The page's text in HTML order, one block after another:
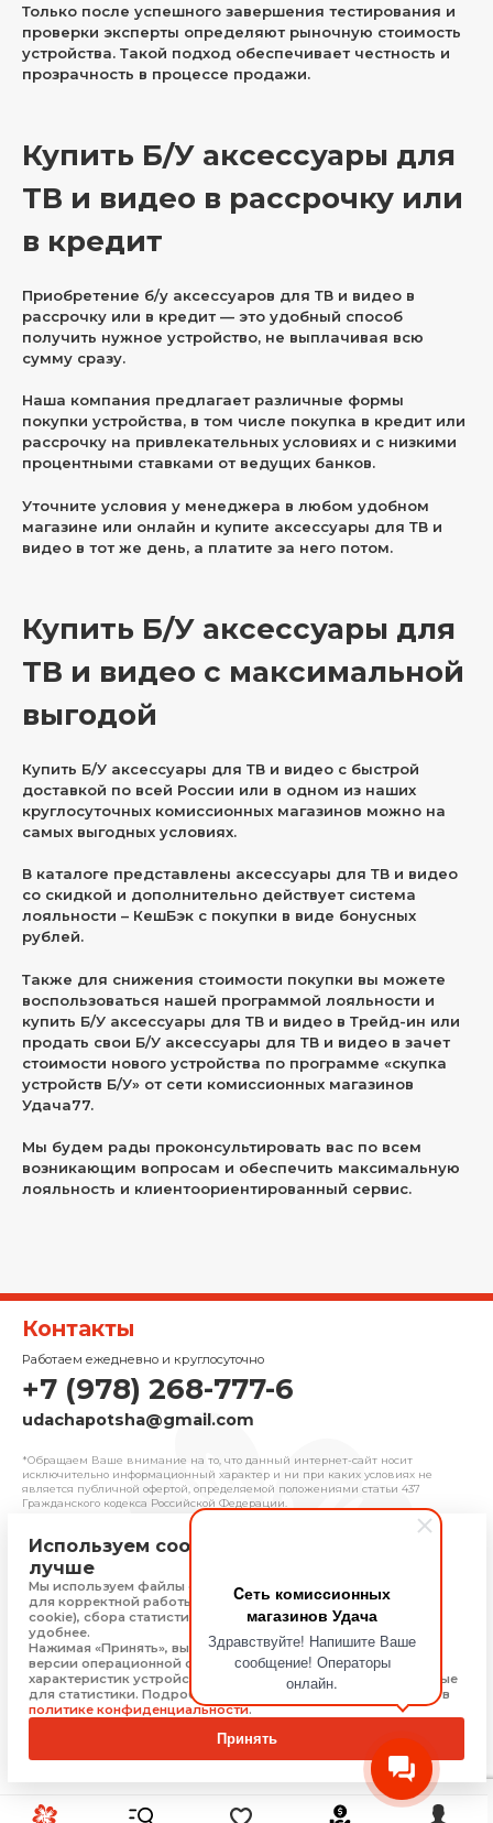
Cеть комиссионных
магазинов Удача
Здравствуйте! Напишите Ваше
сообщение! Операторы
онлайн.
Только после успешного завершения тестирования и
проверки эксперты определяют рыночную стоимость
устройства. Такой подход обеспечивает честность и
прозрачность в процессе продажи.
Купить Б/У аксессуары для
ТВ и видео в рассрочку или
в кредит
Приобретение б/у аксессуаров для ТВ и видео в
рассрочку или в кредит — это удобный способ
получить нужное устройство, не выплачивая всю
сумму сразу.
Наша компания предлагает различные формы
покупки устройства, в том числе покупка в кредит или
рассрочку на привлекательных условиях и с низкими
процентными ставками от ведущих банков.
Уточните условия у менеджера в любом удобном
магазине или онлайн и купите аксессуары для ТВ и
видео в тот же день, а платите за него потом.
Купить Б/У аксессуары для
ТВ и видео с максимальной
выгодой
Купить Б/У аксессуары для ТВ и видео с быстрой
доставкой по всей России или в одном из наших
круглосуточных комиссионных магазинов можно на
самых выгодных условиях.
В каталоге представлены аксессуары для ТВ и видео
со скидкой и дополнительно действует система
лояльности – КешБэк с покупки в виде бонусных
рублей.
Также для снижения стоимости покупки вы можете
воспользоваться нашей программой лояльности и
купить Б/У аксессуары для ТВ и видео в Трейд-ин или
продать свои Б/У аксессуары для ТВ и видео в зачет
стоимости нового устройства по программе «скупка
устройств Б/У» от сети комиссионных магазинов
Удача77.
Мы будем рады проконсультировать вас по всем
возникающим вопросам и обеспечить максимальную
лояльность и клиентоориентированный сервис.
Контакты
Работаем ежедневно и круглосуточно
+7 (978) 268-777-6
udachapotsha@gmail.com
*Обращаем Ваше внимание на то, что данный интернет-сайт носит
исключительно информационный характер и ни при каких условиях не
является публичной офертой, определяемой положениями cтатьи 437
Гражданского кодекса Российской Федерации.
© 2025 «Удача» | Франчайзинговая сеть
Политика конфиденциальности
Присоединяйтесь
Скачать приложение
Используем cookie, чтобы сайт работал
лучше
Мы используем файлы cookie, Яндекс Метрику и 1С-Битрикс
для корректной работы сайта (технически необходимые
cookie), сбора статистики, чтобы сайт работал быстрее и
удобнее.
Нажимая «Принять», вы соглашаетесь на обработку: типа,
версии операционной системы и браузера, технических
характеристик устройства, технические данные, необходимые
для статистики. Подробную информацию Вы можете найти в
политике конфиденциальности.
Принять